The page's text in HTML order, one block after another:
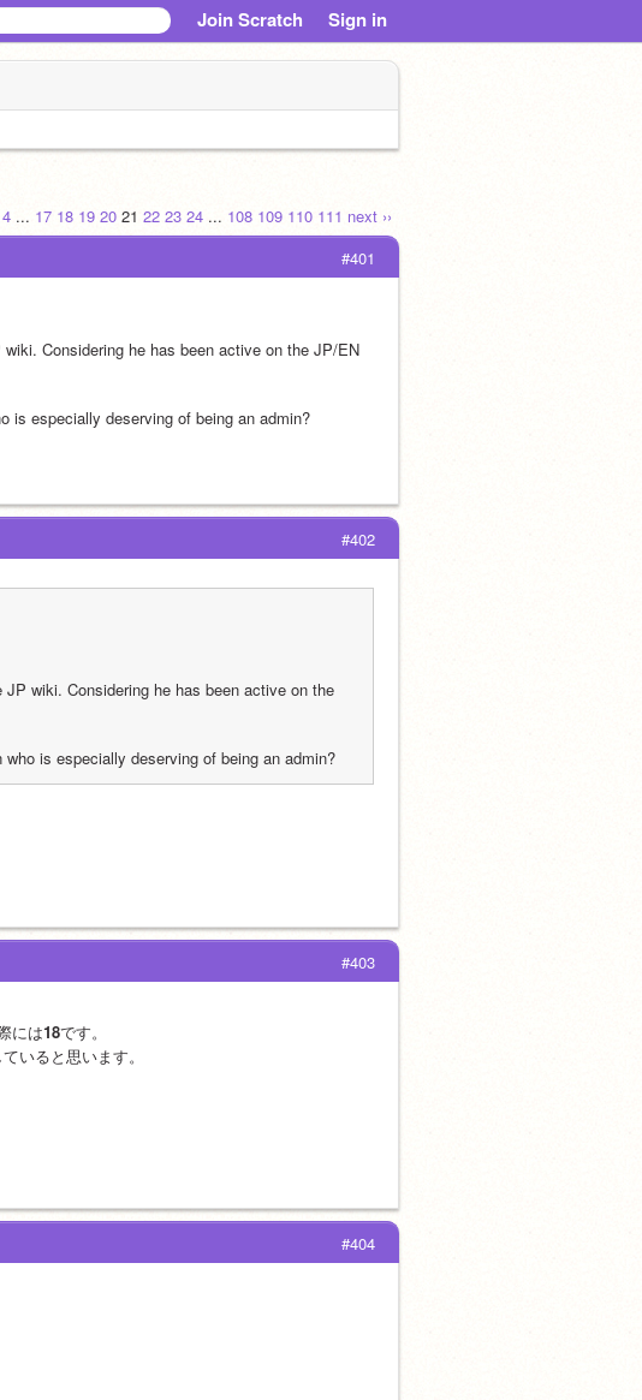
Join Scratch Sign in
4 ... 17 18 19 20 21 22 23 24 ... 108 109 110 111 next ››
#401
Considering he has been active on the JP/EN
is especially deserving of being an admin?
#402
wiki. Considering he has been active on the
is especially deserving of being an admin?
#403
には18です。
いると思います。
#404